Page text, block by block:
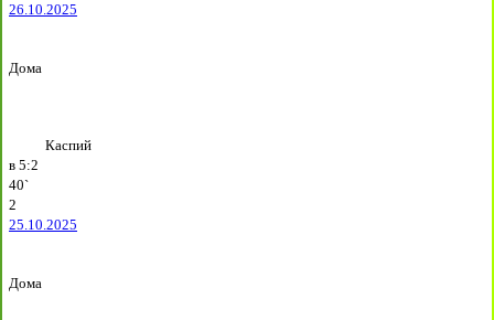
26.10.2025
Дома
Каспий
в 5:2
40`
2
25.10.2025
Дома